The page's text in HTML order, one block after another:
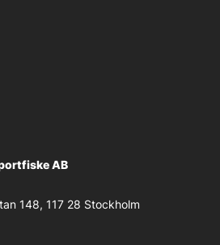
AB
148, 117 28 Stockholm